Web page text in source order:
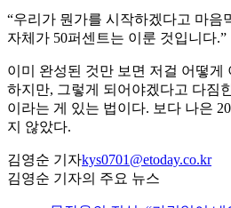
“우리가 뭔가를 시작하겠다고 마음
자체가 50퍼센트는 이룬 것입니다.”
이미 완성된 것만 보면 저걸 어떻게
하지만, 그렇게 되어야겠다고 다짐
이라는 게 있는 법이다. 보다 나은
지 않았다.
김영순 기자kys0701@etoday.co.kr
김영순 기자의 주요 뉴스